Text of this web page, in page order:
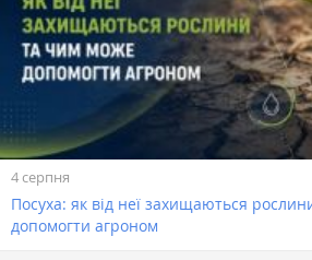
4 серпня
Посуха: як від неї захищаються
допомогти агроном